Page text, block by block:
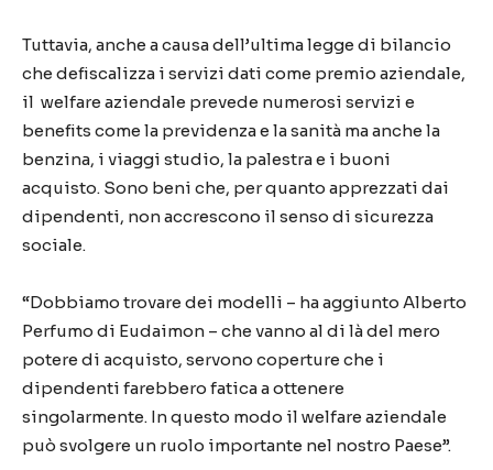
Tuttavia, anche a causa dell’ultima legge di bilancio
che defiscalizza i servizi dati come premio aziendale,
il welfare aziendale prevede numerosi servizi e
benefits come la previdenza e la sanità ma anche la
benzina, i viaggi studio, la palestra e i buoni
acquisto. Sono beni che, per quanto apprezzati dai
dipendenti, non accrescono il senso di sicurezza
sociale.
“Dobbiamo trovare dei modelli – ha aggiunto Alberto
Perfumo di Eudaimon – che vanno al di là del mero
potere di acquisto, servono coperture che i
dipendenti farebbero fatica a ottenere
singolarmente. In questo modo il welfare aziendale
può svolgere un ruolo importante nel nostro Paese”.